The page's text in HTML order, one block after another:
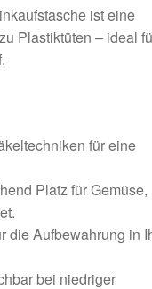
ist eine
Plastiktüten – ideal
für eine
Platz für Gemüse,
die Aufbewahrung in
bei niedriger